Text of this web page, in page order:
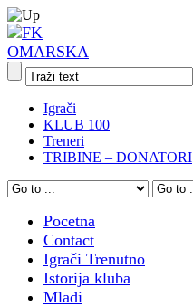
Igrači
KLUB 100
Treneri
TRIBINE – DONATORI
Pocetna
Contact
Igrači Trenutno
Istorija kluba
Mladi